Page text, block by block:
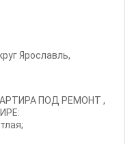
Ярославль,
ПОД РЕМОНТ ,
О КВАРТИРЕ: